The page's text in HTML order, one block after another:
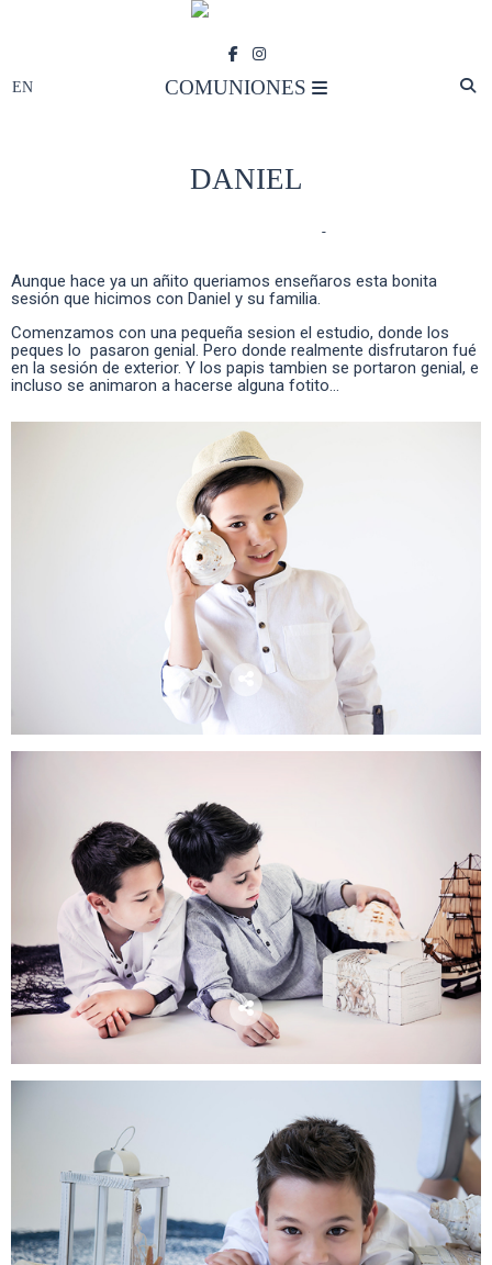
COMUNIONES
DANIEL
-
Aunque hace ya un añito queriamos enseñaros esta bonita
sesión que hicimos con Daniel y su familia.
Comenzamos con una pequeña sesion el estudio, donde los
peques lo pasaron genial. Pero donde realmente disfrutaron fué
en la sesión de exterior. Y los papis tambien se portaron genial, e
incluso se animaron a hacerse alguna fotito...